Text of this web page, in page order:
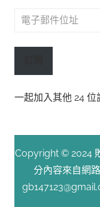
電
郵
址
一起加入其他 24 位
Copyright © 2024
分內容來自網